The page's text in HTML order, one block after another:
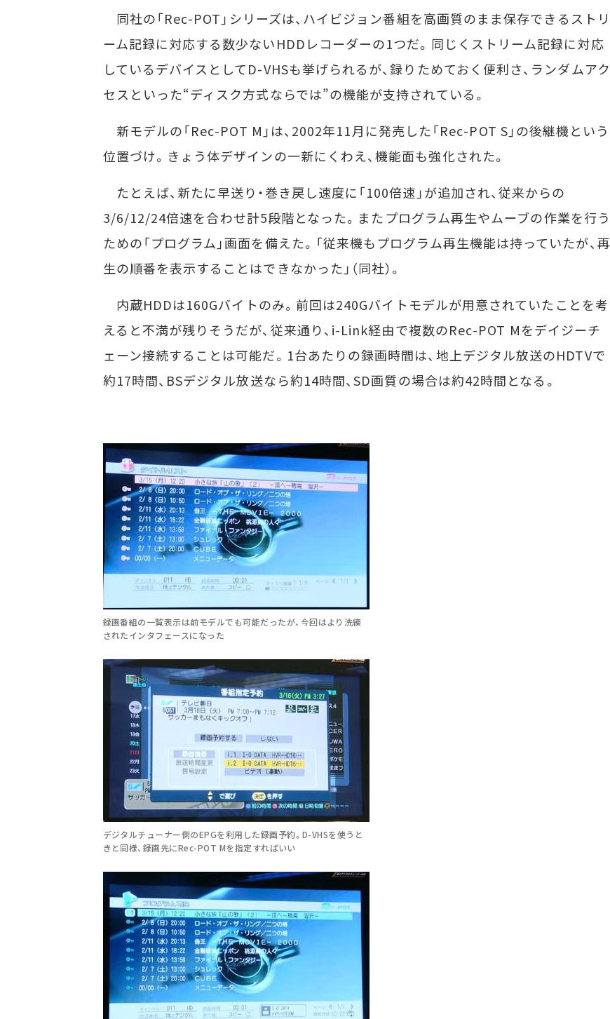
同社の「Rec-POT」シリーズは、ハイビジョン番組を高画質のまま保存できるストリ
ーム記録に対応する数少ないHDDレコーダーの1つだ。同じくストリーム記録に対応
しているデバイスとしてD-VHSも挙げられるが、録りためておく便利さ、ランダムアク
セスといった“ディスク方式ならでは”の機能が支持されている。
新モデルの「Rec-POT M」は、2002年11月に発売した「Rec-POT S」の後継機という
位置づけ。きょう体デザインの一新にくわえ、機能面も強化された。
たとえば、新たに早送り・巻き戻し速度に「100倍速」が追加され、従来からの
3/6/12/24倍速を合わせ計5段階となった。またプログラム再生やムーブの作業を行う
ための「プログラム」画面を備えた。「従来機もプログラム再生機能は持っていたが、再
生の順番を表示することはできなかった」（同社）。
内蔵HDDは160Gバイトのみ。前回は240Gバイトモデルが用意されていたことを考
えると不満が残りそうだが、従来通り、i-Link経由で複数のRec-POT Mをデイジーチ
ェーン接続することは可能だ。1台あたりの録画時間は、地上デジタル放送のHDTVで
約17時間、BSデジタル放送なら約14時間、SD画質の場合は約42時間となる。
録画番組の一覧表示は前モデルでも可能だったが、今回はより洗練
されたインタフェースになった
デジタルチューナー側のEPGを利用した録画予約。D-VHSを使うと
きと同様、録画先にRec-POT Mを指定すればいい